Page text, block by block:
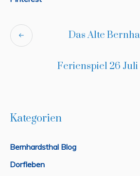
Das Alte
Ferienspiel 26 Juli
Kategorien
Bernhardsthal Blog
Dorfleben